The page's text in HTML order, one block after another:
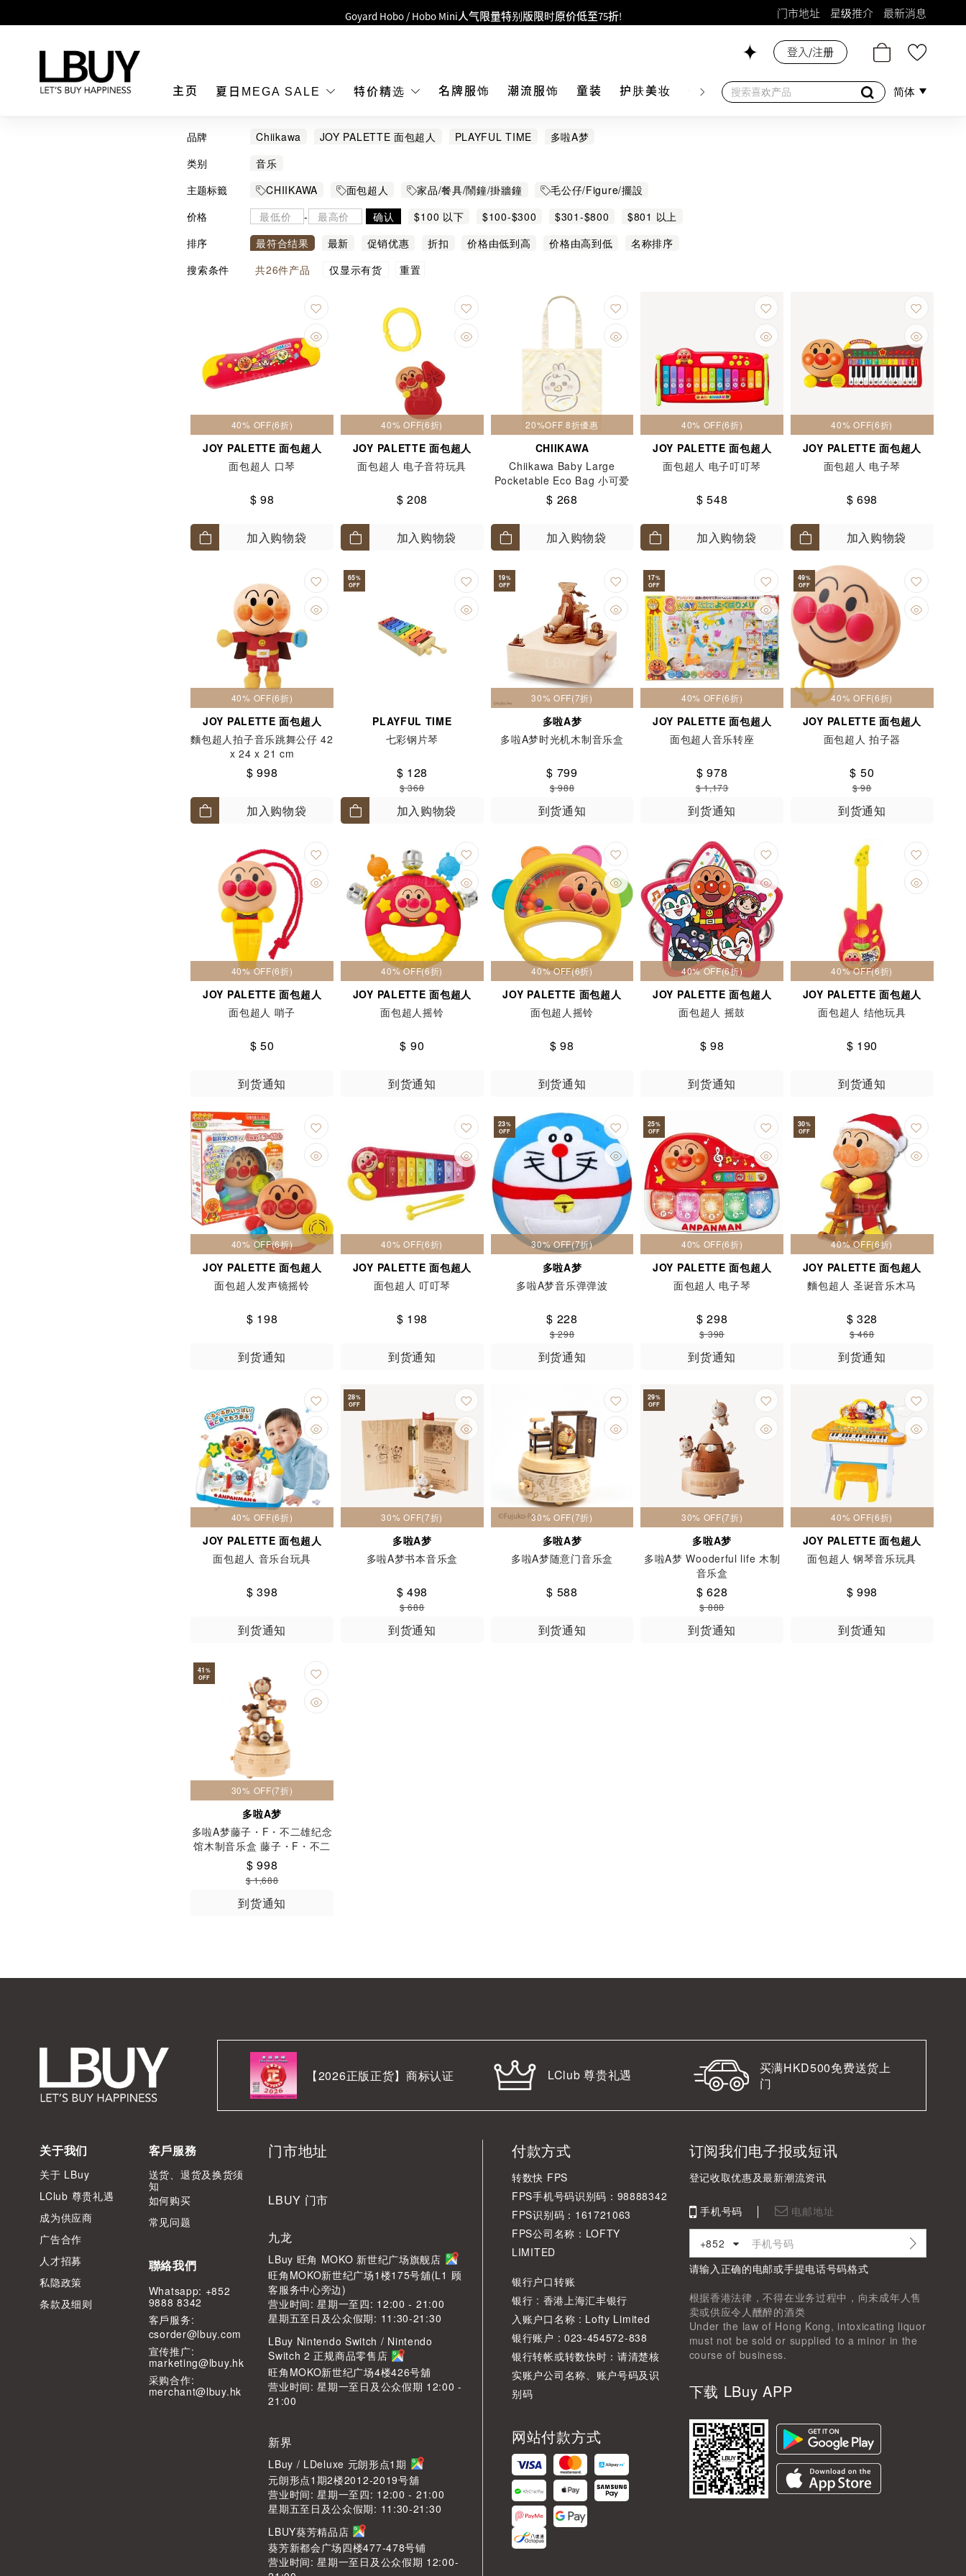
Goyard Hobo / Hobo Mini人气限量特别版限时原价低至75折!
MOKO 1楼175号铺旗舰店特设名牌Hermès、CHANEL及LV专区！
购物满HKD500即享免运费！
LBuy MEGA SALE 精选名牌手袋及小皮具低至6折
门市地址 星级推介 最新消息
主页 夏日MEGA SALE 特价精选 名牌服饰 潮流服饰 童装 护肤美妆 香水香薰 个人护理 母婴护理 游戏及精品
登入/注册
简体
品牌 Chiikawa JOY PALETTE 面包超人 PLAYFUL TIME
多啦A梦
类别
音乐
主题标籤
CHIIKAWA 面包超人 家品/餐具/鬧鐘/掛牆鐘
毛公仔/Figure/擺設
价格
- 确认 $100 以下 $100-$300 $301-$800
$801 以上
排序
最符合结果 最新 促销优惠 折扣 价格由低到高 价格由高到低
名称排序
搜索条件
共26件产品 仅显示有货 重置
40% OFF(6折)
JOY PALETTE 面包超人
面包超人 口琴
$ 98
加入购物袋
40% OFF(6折)
JOY PALETTE 面包超人
面包超人 电子音符玩具
$ 208
加入购物袋
20%OFF 8折優惠
CHIIKAWA
Chiikawa Baby Large
Pocketable Eco Bag 小可爱
$ 268
加入购物袋
40% OFF(6折)
JOY PALETTE 面包超人
面包超人 电子叮叮琴
$ 548
加入购物袋
40% OFF(6折)
JOY PALETTE 面包超人
面包超人 电子琴
$ 698
加入购物袋
40% OFF(6折)
JOY PALETTE 面包超人
麵包超⼈拍⼦⾳乐跳舞公仔 42
x 24 x 21 cm
$ 998
加入购物袋
65%
OFF
PLAYFUL TIME
七彩钢片琴
$ 128
$ 368
加入购物袋
19%
OFF
30% OFF(7折)
多啦A梦
多啦A梦时光机木制音乐盒
$ 799
$ 988
到货通知
17%
OFF
40% OFF(6折)
JOY PALETTE 面包超人
面包超人音乐转座
$ 978
$ 1,173
到货通知
49%
OFF
40% OFF(6折)
JOY PALETTE 面包超人
面包超人 拍子器
$ 50
$ 98
到货通知
40% OFF(6折)
JOY PALETTE 面包超人
面包超人 哨子
$ 50
到货通知
40% OFF(6折)
JOY PALETTE 面包超人
面包超人摇铃
$ 90
到货通知
40% OFF(6折)
JOY PALETTE 面包超人
面包超人摇铃
$ 98
到货通知
40% OFF(6折)
JOY PALETTE 面包超人
面包超人 摇鼓
$ 98
到货通知
40% OFF(6折)
JOY PALETTE 面包超人
面包超人 结他玩具
$ 190
到货通知
40% OFF(6折)
JOY PALETTE 面包超人
面包超人发声镜摇铃
$ 198
到货通知
40% OFF(6折)
JOY PALETTE 面包超人
面包超人 叮叮琴
$ 198
到货通知
23%
OFF
30% OFF(7折)
多啦A梦
多啦A梦音乐弹弹波
$ 228
$ 298
到货通知
25%
OFF
40% OFF(6折)
JOY PALETTE 面包超人
面包超人 电子琴
$ 298
$ 398
到货通知
30%
OFF
40% OFF(6折)
JOY PALETTE 面包超人
麵包超人 圣诞音乐木马
$ 328
$ 468
到货通知
40% OFF(6折)
JOY PALETTE 面包超人
面包超人 音乐台玩具
$ 398
到货通知
28%
OFF
30% OFF(7折)
多啦A梦
多啦A梦书本音乐盒
$ 498
$ 688
到货通知
30% OFF(7折)
多啦A梦
多啦A梦随意门音乐盒
$ 588
到货通知
29%
OFF
30% OFF(7折)
多啦A梦
多啦A梦 Wooderful life 木制
音乐盒
$ 628
$ 888
到货通知
40% OFF(6折)
JOY PALETTE 面包超人
面包超人 钢琴音乐玩具
$ 998
到货通知
41%
OFF
30% OFF(7折)
多啦A梦
多啦A梦藤子・F・不二雄纪念
馆木制音乐盒 藤子・F・不二
雄博物馆直送
$ 998
$ 1,688
到货通知
【2026正版正货】商标认证 LClub 尊贵礼遇
买满HKD500免费送货上
门
关于我们
关于 LBuy
LClub 尊贵礼遇
成为供应商
广告合作
人才招募
私隐政策
条款及细则
客戶服務
送货、退货及换货须
知
如何购买
常见问题
聯絡我們
Whatsapp: +852
9888 8342
客⼾服务:
csorder@lbuy.com
宣传推广:
marketing@lbuy.hk
采购合作:
merchant@lbuy.hk
门市地址
LBUY 门市
九龙
LBuy 旺角 MOKO 新世纪广场旗舰店
旺角MOKO新世纪广场1楼175号舖(L1 顾
客服务中心旁边)
营业时间: 星期一至四: 12:00 - 21:00
星期五至日及公众假期: 11:30-21:30
LBuy Nintendo Switch / Nintendo
Switch 2 正规商品零售店
旺角MOKO新世纪广场4楼426号舖
营业时间: 星期一至日及公众假期 12:00 -
21:00
新界
LBuy / LDeluxe 元朗形点1期
元朗形点1期2楼2012-2019号舖
营业时间: 星期一至四: 12:00 - 21:00
星期五至日及公众假期: 11:30-21:30
LBUY葵芳精品店
葵芳新都会广场四楼477-478号铺
营业时间: 星期一至日及公众假期 12:00-
付款方式
转数快 FPS
FPS手机号码识别码：98888342
FPS识别码：161721063
FPS公司名称：LOFTY
LIMITED
银行户口转账
银行 : 香港上海汇丰银行
入账户口名称 : Lofty Limited
银行账户 : 023-454572-838
银行转帐或转数快时：请清楚核
实账户公司名称、账户号码及识
别码
网站付款方式
订阅我们电子报或短讯
登记收取优惠及最新潮流资讯
手机号码 电邮地址
+852
请输入正确的电邮或手提电话号码格式
根据香港法律，不得在业务过程中，向未成年人售
卖或供应令人醺醉的酒类
Under the law of Hong Kong, intoxicating liquor
must not be sold or supplied to a minor in the
course of business.
下载 LBuy APP